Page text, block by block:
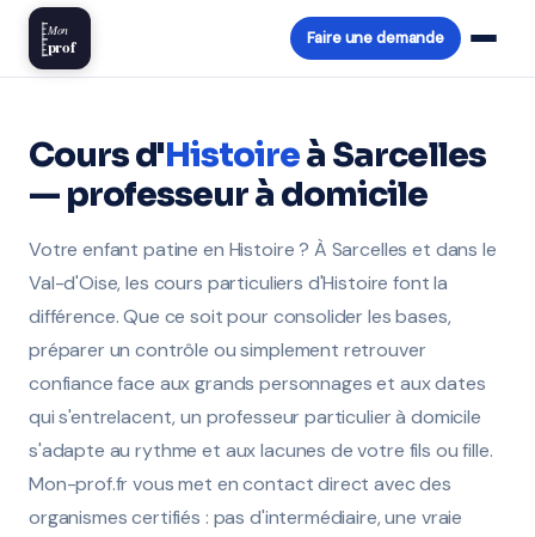
Mon
prof Faire une demande
Cours d'Histoireà Sarcelles
— professeur à domicile
Votre enfant patine en Histoire ? À Sarcelles et dans le
Val-d'Oise, les cours particuliers d'Histoire font la
différence. Que ce soit pour consolider les bases,
préparer un contrôle ou simplement retrouver
confiance face aux grands personnages et aux dates
qui s'entrelacent, un professeur particulier à domicile
s'adapte au rythme et aux lacunes de votre fils ou fille.
Mon-prof.fr vous met en contact direct avec des
organismes certifiés : pas d'intermédiaire, une vraie